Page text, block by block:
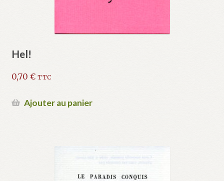
Hel!
0,70 € TTC
Ajouter au panier